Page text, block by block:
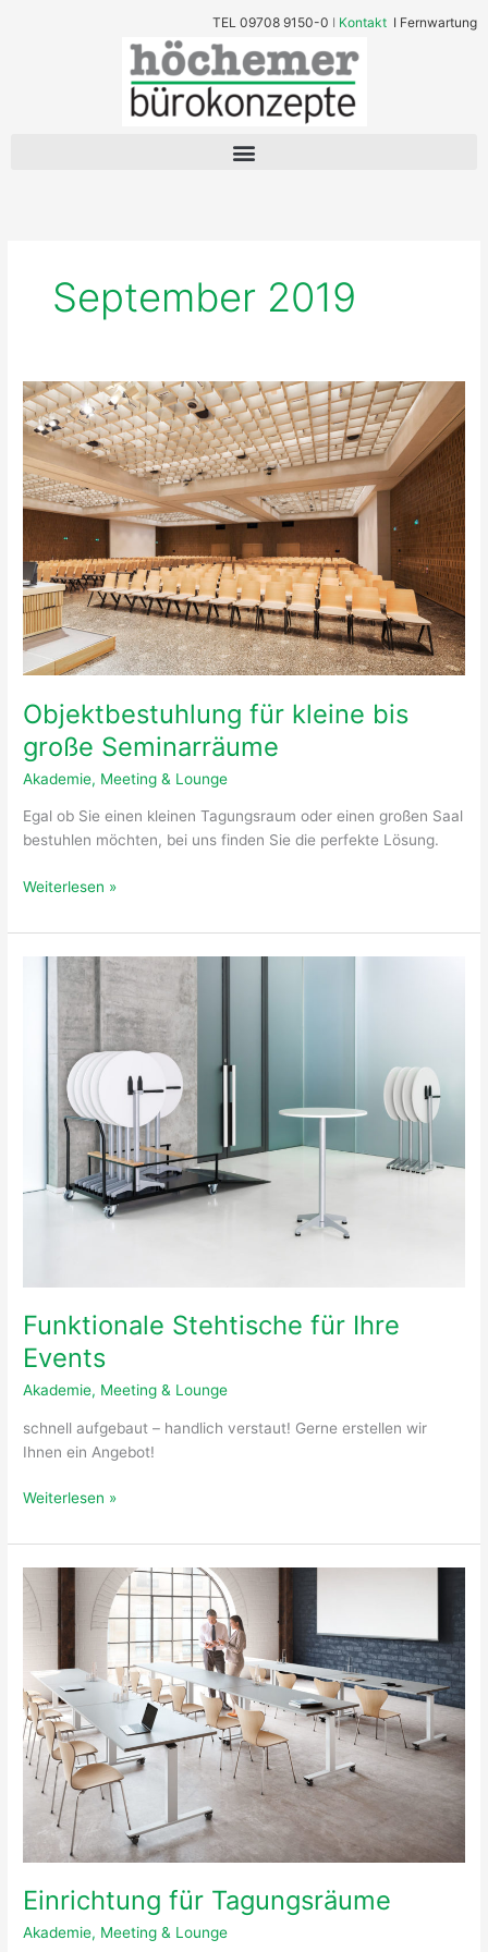
TEL 09708 9150-0 I Kontakt I Fernwartung
September 2019
Objektbestuhlung für kleine bis
große Seminarräume
Akademie, Meeting & Lounge
Egal ob Sie einen kleinen Tagungsraum oder einen großen Saal
bestuhlen möchten, bei uns finden Sie die perfekte Lösung.
Objektbestuhlung
für
kleine
bis
große
Seminarräume
Weiterlesen »
Funktionale Stehtische für Ihre
Events
Akademie, Meeting & Lounge
schnell aufgebaut – handlich verstaut! Gerne erstellen wir
Ihnen ein Angebot!
Funktionale
Stehtische
Events
Weiterlesen »
Einrichtung für Tagungsräume
Akademie, Meeting & Lounge
Einrichtung
für
Tagungsräume